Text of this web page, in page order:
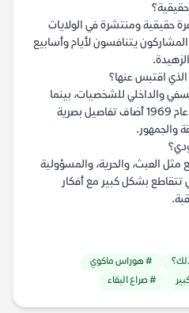
حقيقية ومنتشرة في الولايات
المشاركون يتنافسون لأيام وأسابيع
الذي اقتبس عنها؟
والداخلي للشخصيات، بينما
الفيلم الذي أخرجه سيدني بولاك عام 1969 أضاف تفاصيل بصرية
والجمهور.
مثل العبث، والحرية، والمسؤولية
تتقاطع بشكل كبير مع أفكار
# هوراس ماكوي
# صراع البقاء